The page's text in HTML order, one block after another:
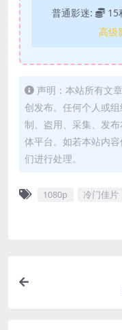
普通影迷: 15
高级
声明：本站所有文
创发布。任何个人或
制、盗用、采集、发
体平台。如若本站内
们进行处理。
1080p 冷门佳片